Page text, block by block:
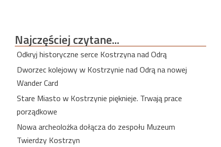
Najczęściejczytane...
Odkryj historyczne serce Kostrzyna nad Odrą
Dworzec kolejowy w Kostrzynie nad Odrą na nowej
Wander Card
Stare Miasto w Kostrzynie pięknieje. Trwają prace
porządkowe
Nowa archeolożka dołącza do zespołu Muzeum
Twierdzy Kostrzyn